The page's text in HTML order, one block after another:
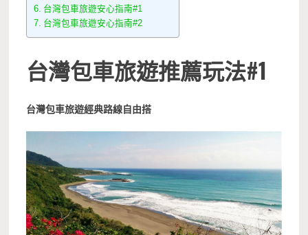
台灣包車旅遊安心指南#1
台灣包車旅遊安心指南#2
台灣包車旅遊推薦玩法#1
台灣包車旅遊經典路線自由搭